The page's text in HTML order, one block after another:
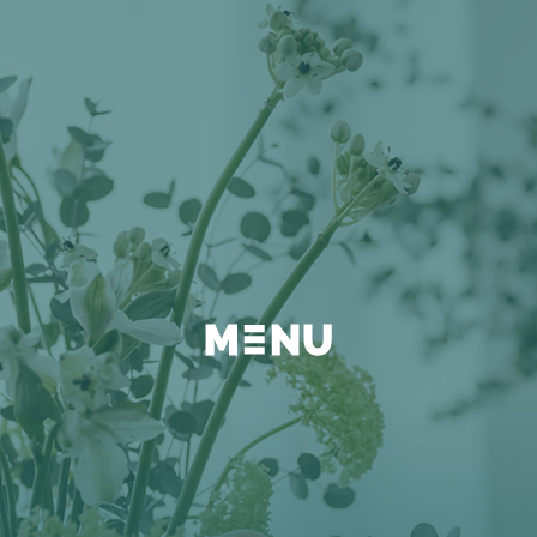
BEYOND FAQ